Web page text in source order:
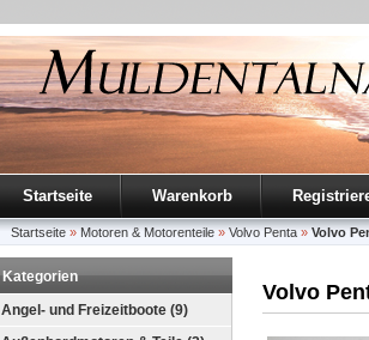
Startseite Warenkorb
Startseite » Motoren & Motorenteile » Volvo Penta » Volvo
Kategorien
Angel- und Freizeitboote (9)
Volvo